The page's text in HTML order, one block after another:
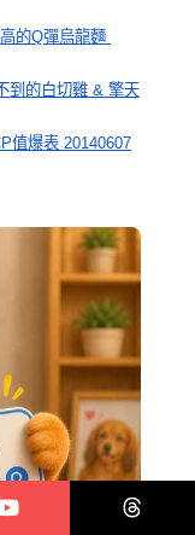
的Q彈烏龍麵
到的白切雞 & 擎天
值爆表 20140607